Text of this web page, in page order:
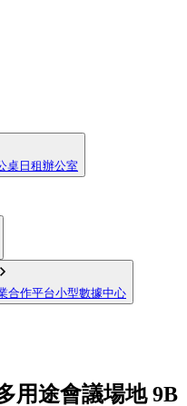
桌 日租辦公室
合作平台小型數據中心
用途會議場地 9B